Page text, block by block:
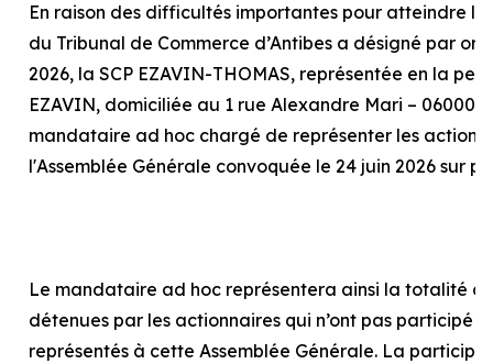
En raison des difficultés importantes pour atteindre le
du Tribunal de Commerce d’Antibes a désigné par
2026, la SCP EZAVIN-THOMAS, représentée en la
EZAVIN, domiciliée au 1 rue Alexandre Mari – 06000
mandataire ad hoc chargé de représenter les
l'Assemblée Générale convoquée le 24 juin 2026 sur
Le mandataire ad hoc représentera ainsi la totalité
détenues par les actionnaires qui n’ont pas participé
représentés à cette Assemblée Générale. La